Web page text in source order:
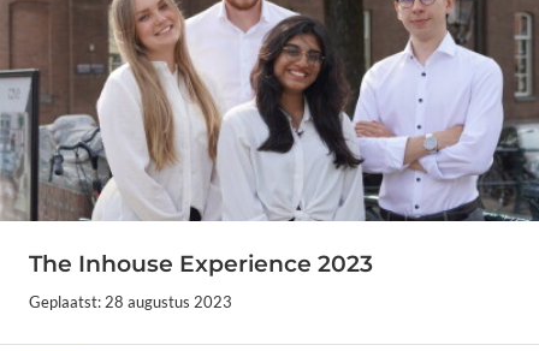
The Inhouse Experience 2023
Geplaatst: 28 augustus 2023